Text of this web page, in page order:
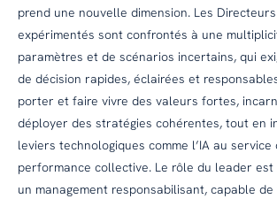
prend une nouvelle dimension. Les
expérimentés sont confrontés à une
paramètres et de scénarios incertains, qui
de décision rapides, éclairées et
porter et faire vivre des valeurs fortes,
déployer des stratégies cohérentes, tout en
leviers technologiques comme l’IA au service
performance collective. Le rôle du leader est
un management responsabilisant, capable